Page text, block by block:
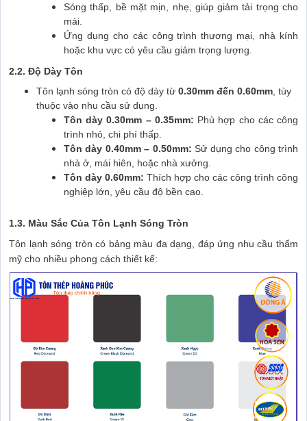
Sóng thấp, bề mặt mịn, nhẹ, giúp giảm tải trọng cho
mái.
Ứng dụng cho các công trình thương mại, nhà kính
hoặc khu vực có yêu cầu giảm trọng lượng.
2.2. Độ Dày Tôn
Tôn lạnh sóng tròn có độ dày từ 0.30mm đến 0.60mm , tùy
thuộc vào nhu cầu sử dụng.
Tôn dày 0.30mm – 0.35mm: Phù hợp cho các công
trình nhỏ, chi phí thấp.
Tôn dày 0.40mm – 0.50mm: Sử dụng cho công trình
nhà ở, mái hiên, hoặc nhà xưởng.
Tôn dày 0.60mm: Thích hợp cho các công trình công
nghiệp lớn, yêu cầu độ bền cao.
1.3. Màu Sắc Của Tôn Lạnh Sóng Tròn
Tôn lạnh sóng tròn có bảng màu đa dạng, đáp ứng nhu cầu thẩm
mỹ cho nhiều phong cách thiết kế: